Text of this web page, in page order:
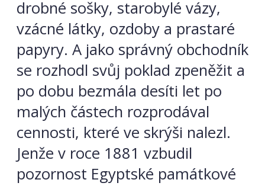
drobné sošky, starobylé vázy,
vzácné látky, ozdoby a prastaré
papyry. A jako správný obchodník
se rozhodl svůj poklad zpeněžit a
po dobu bezmála desíti let po
malých částech rozprodával
cennosti, které ve skrýši nalezl.
Jenže v roce 1881 vzbudil
pozornost Egyptské památkové